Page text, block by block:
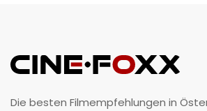
Die besten Filmempfehlungen in